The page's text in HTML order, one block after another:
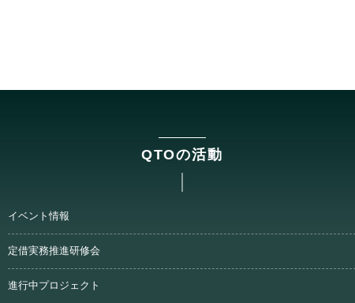
QTOの活動
イベント情報
定借実務推進研修会
進行中プロジェクト